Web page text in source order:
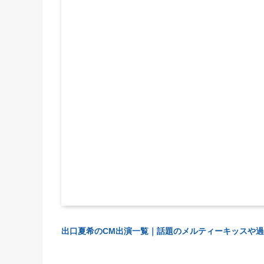
出口夏希のCM出演一覧｜話題のメルティーキッスや